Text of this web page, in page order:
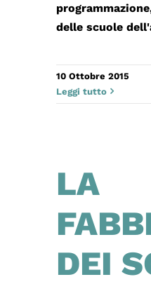
delle scuole
10 Ottobre 2015
Leggi tutto
LA
DEI